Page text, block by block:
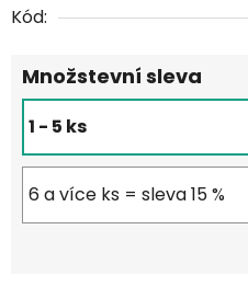
Kód:
Množstevní sleva
1 - 5 ks
6 a více ks = sleva 15 %